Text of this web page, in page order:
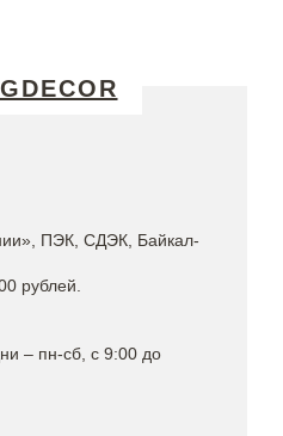
ПЭК, СДЭК, Байкал-
рублей.
– пн-сб, с 9:00 до